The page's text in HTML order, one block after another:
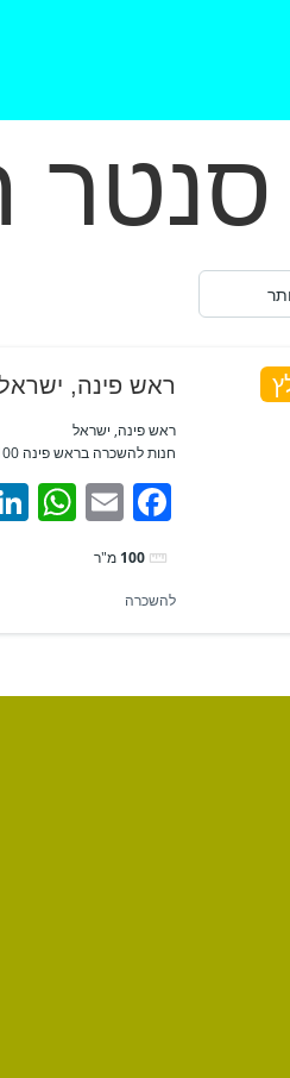
סנטר
ראש פינה,
ראש פינה, ישראל
חנות להשכרה בראש פינה 100 מ"ר מיקום מרכזי
100 מ"ר
להשכרה